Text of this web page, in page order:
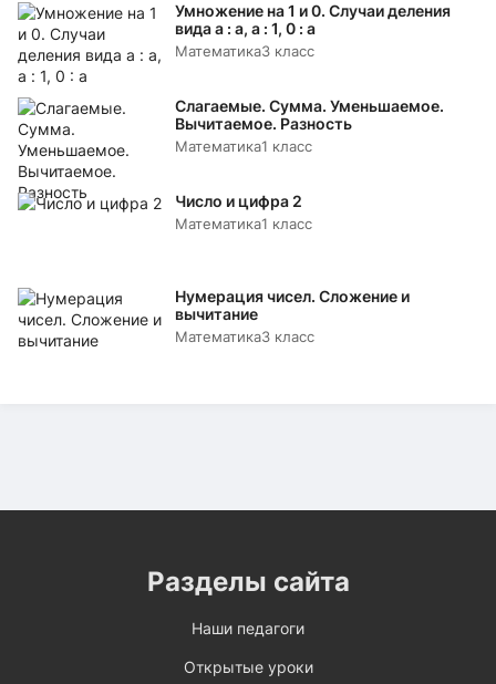
Умножение на 1 и 0. Случаи деления
вида а : а, а : 1, 0 : а
Математика3 класс
Слагаемые. Сумма. Уменьшаемое.
Вычитаемое. Разность
Математика1 класс
Число и цифра 2
Математика1 класс
Нумерация чисел. Сложение и
вычитание
Математика3 класс
Разделы сайта
Наши педагоги
Открытые уроки